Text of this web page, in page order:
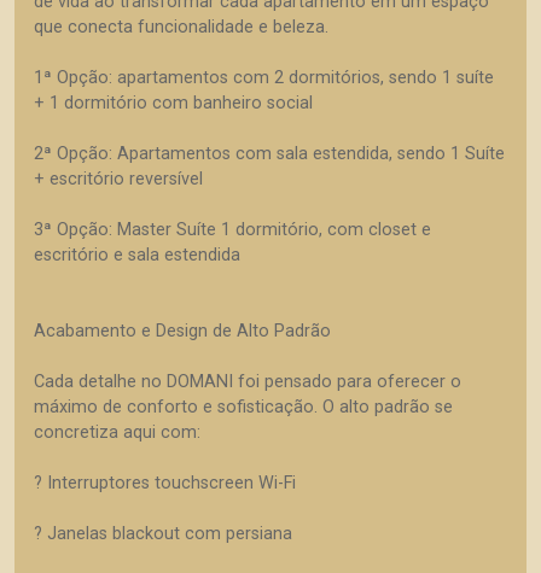
que conecta funcionalidade e beleza.
1ª Opção: apartamentos com 2 dormitórios, sendo 1 suíte
+ 1 dormitório com banheiro social
2ª Opção: Apartamentos com sala estendida, sendo 1 Suíte
+ escritório reversível
3ª Opção: Master Suíte 1 dormitório, com closet e
escritório e sala estendida
Acabamento e Design de Alto Padrão
Cada detalhe no DOMANI foi pensado para oferecer o
máximo de conforto e sofisticação. O alto padrão se
concretiza aqui com:
? Interruptores touchscreen Wi-Fi
? Janelas blackout com persiana